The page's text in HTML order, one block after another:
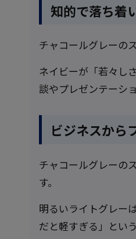
知的で落ち着
チャコールグレーの
ネイビーが「若々し
談やプレゼンテーシ
ビジネスから
チャコールグレーの
す。
明るいライトグレー
だと軽すぎる」とい